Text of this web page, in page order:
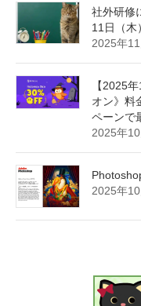
社外研修
11日（木
2025年
【2025
オン》料
ペーンで
2025年
2025年